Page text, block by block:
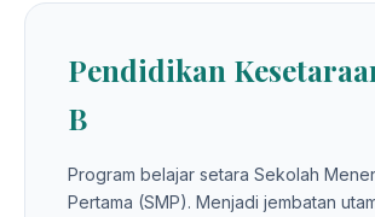
Pendidikan
B
Program belajar setara Sekolah
Pertama (SMP). Menjadi jembatan